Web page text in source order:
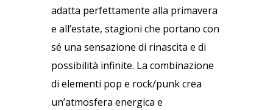
adatta perfettamente alla primavera
e all’estate, stagioni che portano con
sé una sensazione di rinascita e di
possibilità infinite. La combinazione
di elementi pop e rock/punk crea
un’atmosfera energica e